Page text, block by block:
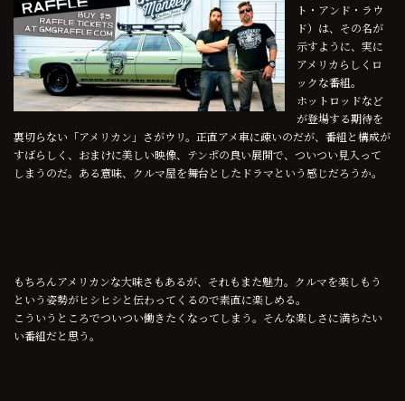
ト・アンド・ラウ
ド）は、その名が
示すように、実に
アメリカらしくロ
ックな番組。
ホットロッドなど
が登場する期待を
裏切らない「アメリカン」さがウリ。正直アメ車に疎いのだが、番組と構成が
すばらしく、おまけに美しい映像、テンポの良い展開で、ついつい見入って
しまうのだ。ある意味、クルマ屋を舞台としたドラマという感じだろうか。
もちろんアメリカンな大味さもあるが、それもまた魅力。クルマを楽しもう
という姿勢がヒシヒシと伝わってくるので素直に楽しめる。
こういうところでついつい働きたくなってしまう。そんな楽しさに満ちたい
い番組だと思う。